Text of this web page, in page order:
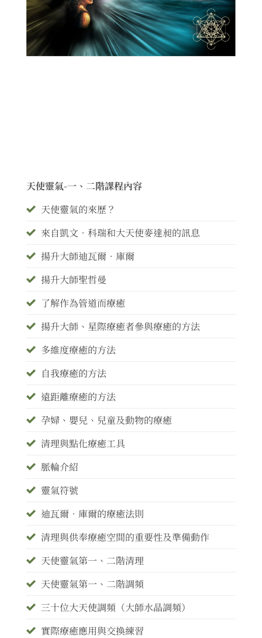
天使靈氣-一、二階課程內容
天使靈氣的來歷？
來自凱文•科瑞和大天使麥達昶的訊息
揚升大師迪瓦爾•庫爾
揚升大師聖哲曼
了解作為管道而療癒
揚升大師、星際療癒者參與療癒的方法
多維度療癒的方法
自我療癒的方法
遠距離療癒的方法
孕婦、嬰兒、兒童及動物的療癒
清理與點化療癒工具
脈輪介紹
靈氣符號
迪瓦爾•庫爾的療癒法則
清理與供奉療癒空間的重要性及準備動作
天使靈氣第一、二階清理
天使靈氣第一、二階調頻
三十位大天使調頻（大師水晶調頻）
實際療癒應用與交換練習